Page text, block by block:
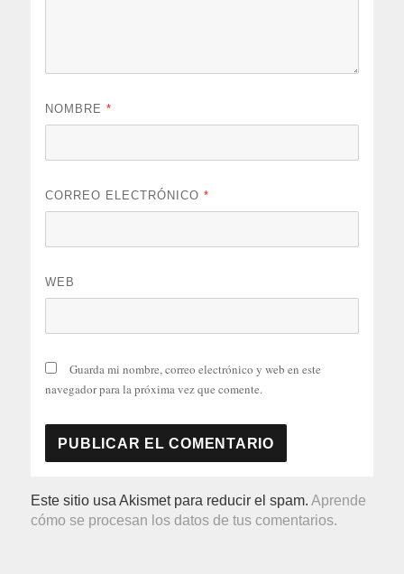
NOMBRE*
CORREO ELECTRÓNICO*
WEB
Guarda mi nombre, correo electrónico y web en este
navegador para la próxima vez que comente.
Este sitio usa Akismet para reducir el spam.Aprende
cómo se procesan los datos de tus comentarios.